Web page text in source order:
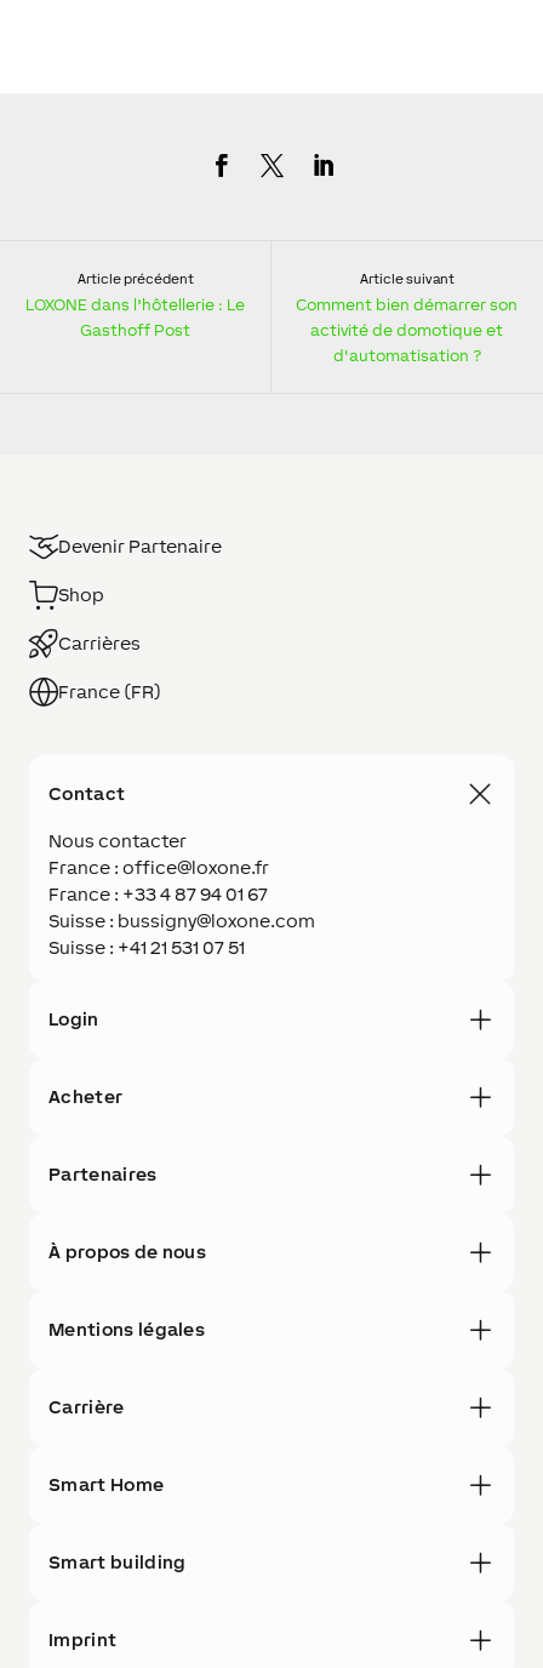
Article précédent
LOXONE dans l’hôtellerie : Le
Gasthoff Post
Article suivant
Comment bien démarrer son
activité de domotique et
d'automatisation ?
Devenir Partenaire
Shop
Carrières
France (FR)
Contact
Nous contacter
France : office@loxone.fr
France : +33 4 87 94 01 67
Suisse : bussigny@loxone.com
Suisse : +41 21 531 07 51
Login
Acheter
Partenaires
À propos de nous
Mentions légales
Carrière
Smart Home
Smart building
Imprint